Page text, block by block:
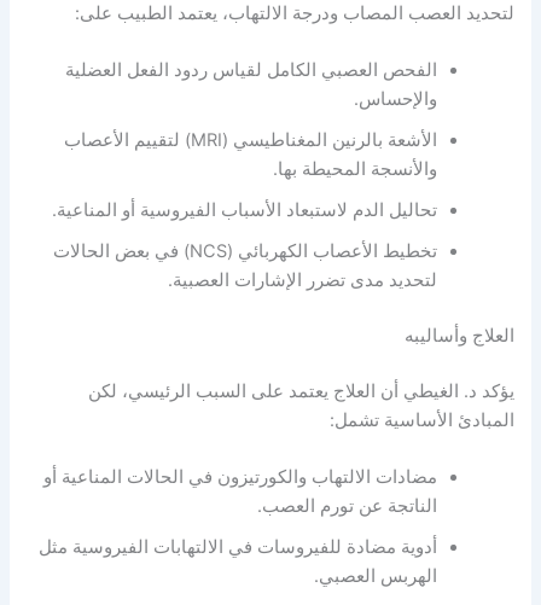
لتحديد العصب المصاب ودرجة الالتهاب، يعتمد الطبيب على:
الفحص العصبي الكامل لقياس ردود الفعل العضلية
والإحساس.
الأشعة بالرنين المغناطيسي (MRI) لتقييم الأعصاب
والأنسجة المحيطة بها.
تحاليل الدم لاستبعاد الأسباب الفيروسية أو المناعية.
تخطيط الأعصاب الكهربائي (NCS) في بعض الحالات
لتحديد مدى تضرر الإشارات العصبية.
العلاج وأساليبه
يؤكد د. الغيطي أن العلاج يعتمد على السبب الرئيسي، لكن
المبادئ الأساسية تشمل:
مضادات الالتهاب والكورتيزون في الحالات المناعية أو
الناتجة عن تورم العصب.
أدوية مضادة للفيروسات في الالتهابات الفيروسية مثل
الهربس العصبي.